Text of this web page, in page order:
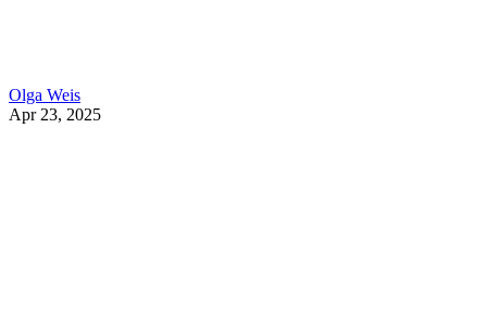
Olga Weis
Apr 23, 2025